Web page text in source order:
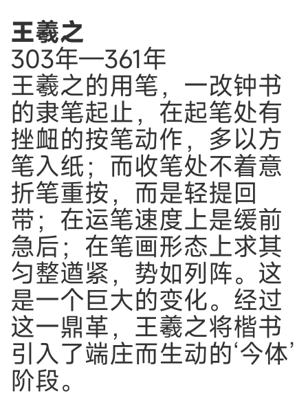
王羲之
303年—361年
王羲之的用笔，一改钟书
的隶笔起止，在起笔处有
挫衄的按笔动作，多以方
笔入纸；而收笔处不着意
折笔重按，而是轻提回
带；在运笔速度上是缓前
急后；在笔画形态上求其
匀整遒紧，势如列阵。这
是一个巨大的变化。经过
这一鼎革，王羲之将楷书
引入了端庄而生动的‘今体’
阶段。